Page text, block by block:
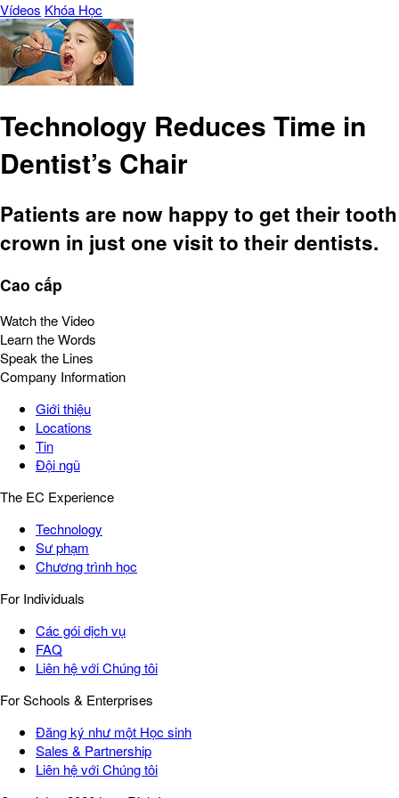
Vídeos Khóa Học
Technology Reduces Time in
Dentist’s Chair
Patients are now happy to get their tooth
crown in just one visit to their dentists.
Cao cấp
Watch the Video
Learn the Words
Speak the Lines
Company Information
Giới thiệu
Locations
Tin
Đội ngũ
The EC Experience
Technology
Sư phạm
Chương trình học
For Individuals
Các gói dịch vụ
FAQ
Liên hệ với Chúng tôi
For Schools & Enterprises
Đăng ký như một Học sinh
Sales & Partnership
Liên hệ với Chúng tôi